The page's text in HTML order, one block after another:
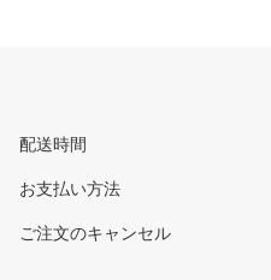
配送時間
お支払い方法
ご注文のキャンセル